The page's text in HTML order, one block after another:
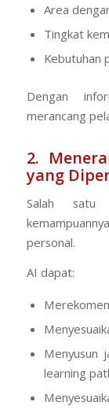
Area
Tingkat
Kebutuhan
Dengan
merancang
2.
yang
Salah satu
personal.
AI dapat:
Menyusun
learning